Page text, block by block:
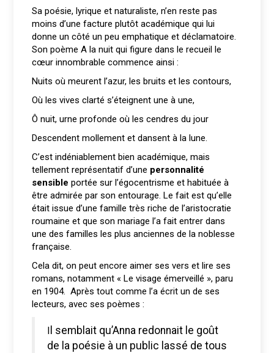
Sa poésie, lyrique et naturaliste, n’en reste pas
moins d’une facture plutôt académique qui lui
donne un côté un peu emphatique et déclamatoire.
Son poème A la nuit qui figure dans le recueil le
cœur innombrable commence ainsi :
Nuits où meurent l’azur, les bruits et les contours,
Où les vives clarté s’éteignent une à une,
Ô nuit, urne profonde où les cendres du jour
Descendent mollement et dansent à la lune.
C’est indéniablement bien académique, mais
tellement représentatif d’une personnalité
sensible portée sur l’égocentrisme et habituée à
être admirée par son entourage. Le fait est qu’elle
était issue d’une famille très riche de l’aristocratie
roumaine et que son mariage l’a fait entrer dans
une des familles les plus anciennes de la noblesse
française.
Cela dit, on peut encore aimer ses vers et lire ses
romans, notamment « Le visage émerveillé », paru
en 1904. Après tout comme l’a écrit un de ses
lecteurs, avec ses poèmes :
Il semblait qu’Anna redonnait le goût
de la poésie à un public lassé de tous